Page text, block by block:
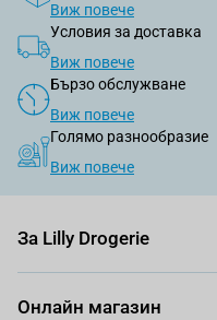
Виж повече
Условия за доставка
Виж повече
Бързо обслужване
Виж повече
Голямо разнообразие
Виж повече
За Lilly Drogerie
Онлайн магазин